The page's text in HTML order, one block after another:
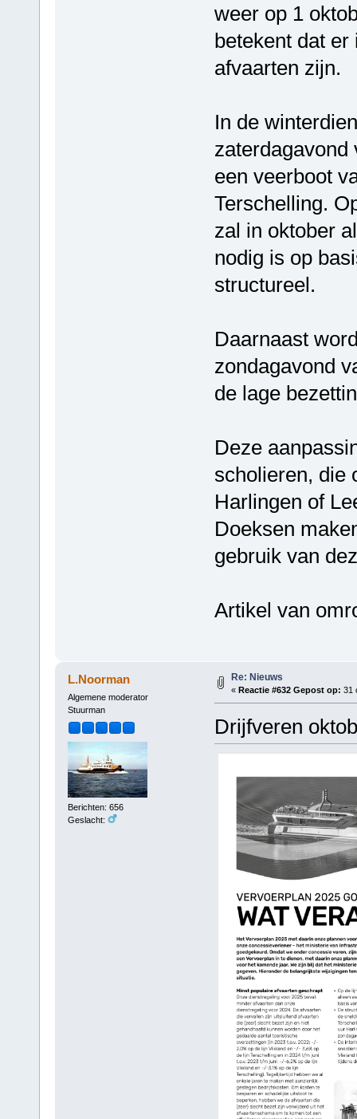
weer op 1
betekent dat
afvaarten zijn.
In de
zaterdagavond
een veerboot
Terschelling.
zal in oktober
nodig is op
structureel.
Daarnaast
zondagavond
de lage
Deze
scholieren, die
Harlingen of
Doeksen
gebruik van
Artikel van
L.Noorman
Algemene moderator
Stuurman
Berichten: 656
Geslacht:
Re: Nieuws
« Reactie #632 Gepost op: 31
Drijfveren